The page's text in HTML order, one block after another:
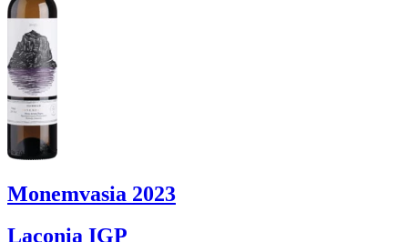
Monemvasia 2023
Laconia IGP